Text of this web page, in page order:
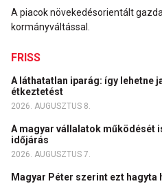
A piacok növekedésorientált
kormányváltással.
FRISS
A láthatatlan iparág: így lehetne
étkeztetést
2026. AUGUSZTUS 8.
A magyar vállalatok működését
időjárás
2026. AUGUSZTUS 7.
Magyar Péter szerint ezt hagyta